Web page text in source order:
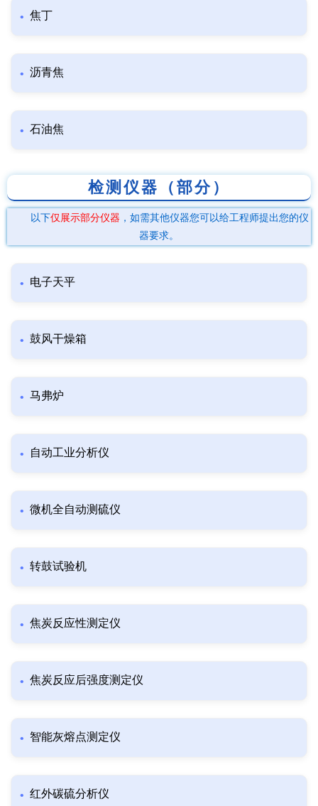
焦丁
沥青焦
石油焦
检测仪器（部分）
以下仅展示部分仪器 ，如需其他仪器您可以给工程师提出您的仪
器要求。
电子天平
鼓风干燥箱
马弗炉
自动工业分析仪
微机全自动测硫仪
转鼓试验机
焦炭反应性测定仪
焦炭反应后强度测定仪
智能灰熔点测定仪
红外碳硫分析仪